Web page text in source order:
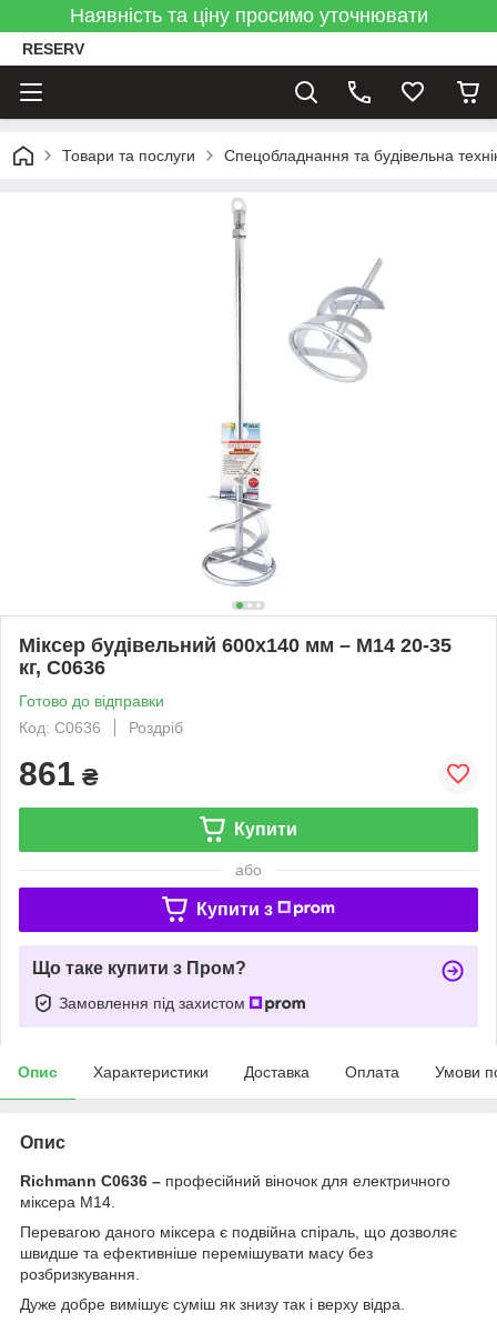
Наявність та ціну просимо уточнювати
RESERV
Товари та послуги Спецобладнання та будівельна
Міксер будівельний 600х140 мм – M14 20-35
кг, C0636
Готово до відправки
Код: C0636
Роздріб
861 ₴
Купити
або
Купити з
Що таке купити з Пром?
Замовлення під захистом
Опис Характеристики Доставка Оплата Умови
Опис
Richmann C0636 – професійний віночок для електричного
міксера M14.
Перевагою даного міксера є подвійна спіраль, що дозволяє
швидше та ефективніше перемішувати масу без
розбризкування.
Дуже добре вимішує суміш як знизу так і верху відра.